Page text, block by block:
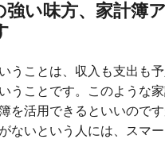
強い味方、家計簿
うことは、収入も支出も
うことです。このような
を活用できるといいので
ないという人には、スマ